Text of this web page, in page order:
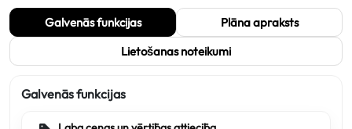
Galvenās funkcijas
Plāna apraksts
Lietošanas noteikumi
Galvenās funkcijas